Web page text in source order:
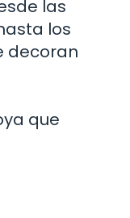
las
los
decoran
que